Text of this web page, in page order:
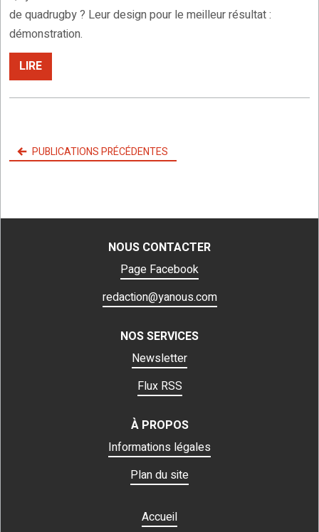
de quadrugby ? Leur design pour le meilleur résultat :
démonstration.
LIRE
Navigation
des
PUBLICATIONS PRÉCÉDENTES
NOUS CONTACTER
Page Facebook
redaction@yanous.com
NOS SERVICES
Newsletter
Flux RSS
À PROPOS
Informations légales
Plan du site
Accueil